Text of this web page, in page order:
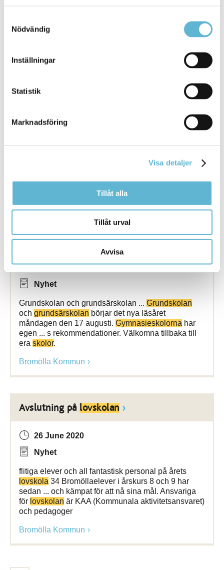
Nödvändig
Inställningar
Statistik
Marknadsföring
Visa detaljer
Tillåt alla
Tillåt urval
Avvisa
Bromölla Kommun
Nyhet
där representanter från kommunens samtligaskolor
Dags för nytt läsår
11 August 2020
Nyhet
Grundskolan och grundsärskolan ... Grundskolan
och grundsärskolan börjar det nya läsåret
måndagen den 17 augusti. Gymnasieskolorna har
egen ... s rekommendationer. Välkomna tillbaka till
era skolor.
Bromölla Kommun
Avslutning på lovskolan
26 June 2020
Nyhet
flitiga elever och all fantastisk personal på årets
lovskola 34 Bromöllaelever i årskurs 8 och 9 har
sedan ... och kämpat för att nå sina mål. Ansvariga
för lovskolan är KAA (Kommunala aktivitetsansvaret)
och pedagoger
Bromölla Kommun